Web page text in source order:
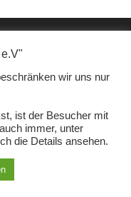
Dirk Jacobs
wir uns nur
ist der Besucher mit
immer, unter
die Details ansehen.